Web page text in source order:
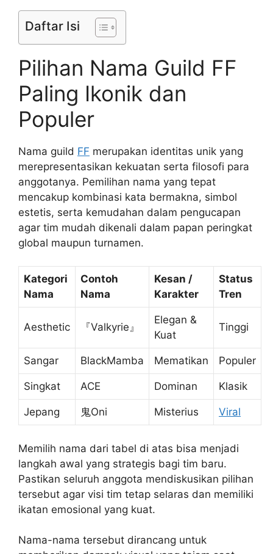
Daftar Isi
Pilihan Nama Guild FF
Paling Ikonik dan
Populer
Nama guild FF merupakan identitas unik yang
merepresentasikan kekuatan serta filosofi para
anggotanya. Pemilihan nama yang tepat
mencakup kombinasi kata bermakna, simbol
estetis, serta kemudahan dalam pengucapan
agar tim mudah dikenali dalam papan peringkat
global maupun turnamen.
Kategori
Nama
Contoh
Nama
Kesan /
Karakter
Status
Tren
Aesthetic 『Valkyrie』
Elegan &
Kuat
Tinggi
Sangar BlackMamba Mematikan Populer
Singkat ACE Dominan Klasik
Jepang 鬼Oni Misterius Viral
Memilih nama dari tabel di atas bisa menjadi
langkah awal yang strategis bagi tim baru.
Pastikan seluruh anggota mendiskusikan pilihan
tersebut agar visi tim tetap selaras dan memiliki
ikatan emosional yang kuat.
Nama-nama tersebut dirancang untuk